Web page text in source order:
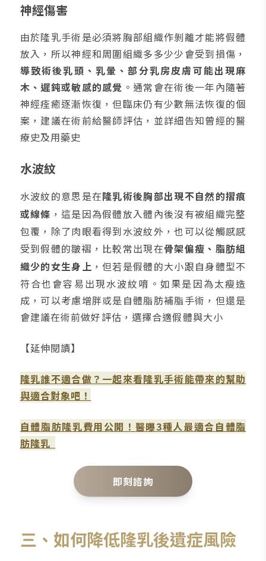
神經傷害
由於隆乳手術是必須將胸部組織作剝離才能將假體
放入，所以神經和周圍組織多多少少會受到損傷，
導致術後乳頭、乳暈、部分乳房皮膚可能出現麻
木、遲鈍或敏感的感覺 。通常會在術後一年內隨著
神經痊癒逐漸恢復，但臨床仍有少數無法恢復的個
案，建議在術前給醫師評估，並詳細告知曾經的醫
療史及用藥史
水波紋
水波紋的意思是在隆乳術後胸部出現不自然的摺痕
或線條 ，這是因為假體放入體內後沒有被組織完整
包覆，除了肉眼看得到水波紋外，也可以從觸感感
受到假體的皺褶，比較常出現在骨架偏瘦、脂肪組
織少的女生身上 ，但若是假體的大小跟自身體型不
符合也會容易出現水波紋唷。如果是因為太瘦造
成，可以考慮增胖或是自體脂肪補脂手術，但還是
會建議在術前做好評估，選擇合適假體與大小
【延伸閱讀】
隆乳誰不適合做？一起來看隆乳手術能帶來的幫助
與適合對象吧！
自體脂肪隆乳費用公開！醫曝3種人最適合自體脂
肪隆乳
即刻諮詢
三、如何降低隆乳後遺症風險